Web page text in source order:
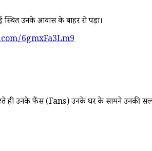
स्थित उनके आवास के बाहर रो पड़ा।
6gmxFa3Lm9
ही उनके फैंस (Fans) उनके घर के सामने उनकी